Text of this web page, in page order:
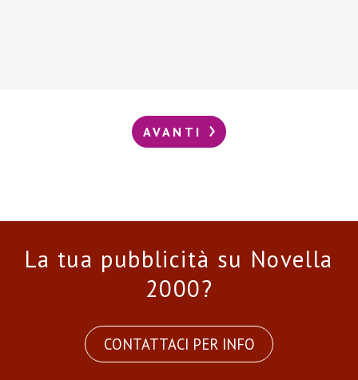
AVANTI
La tua pubblicità su Novella
2000?
CONTATTACI PER INFO